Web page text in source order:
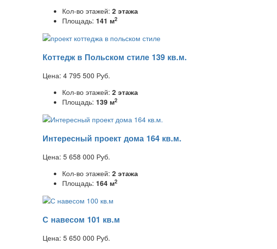
Кол-во этажей: 2 этажа
Площадь: 141 м2
Коттедж в Польском стиле 139 кв.м.
Цена: 4 795 500 Руб.
Кол-во этажей: 2 этажа
Площадь: 139 м2
Интересный проект дома 164 кв.м.
Цена: 5 658 000 Руб.
Кол-во этажей: 2 этажа
Площадь: 164 м2
С навесом 101 кв.м
Цена: 5 650 000 Руб.